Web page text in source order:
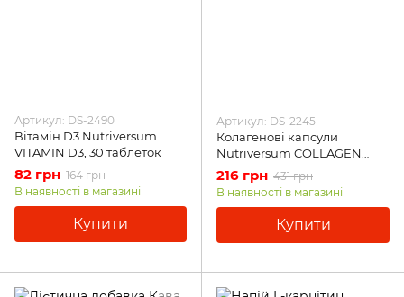
Артикул: DS-2490
Вітамін D3 Nutriversum
VITAMIN D3, 30 таблеток
82 грн 164 грн
В наявності в магазині
Купити
Артикул: DS-2245
Колагенові капсули
Nutriversum COLLAGEN
CAPS, 100 капсул
216 грн 431 грн
В наявності в магазині
Купити